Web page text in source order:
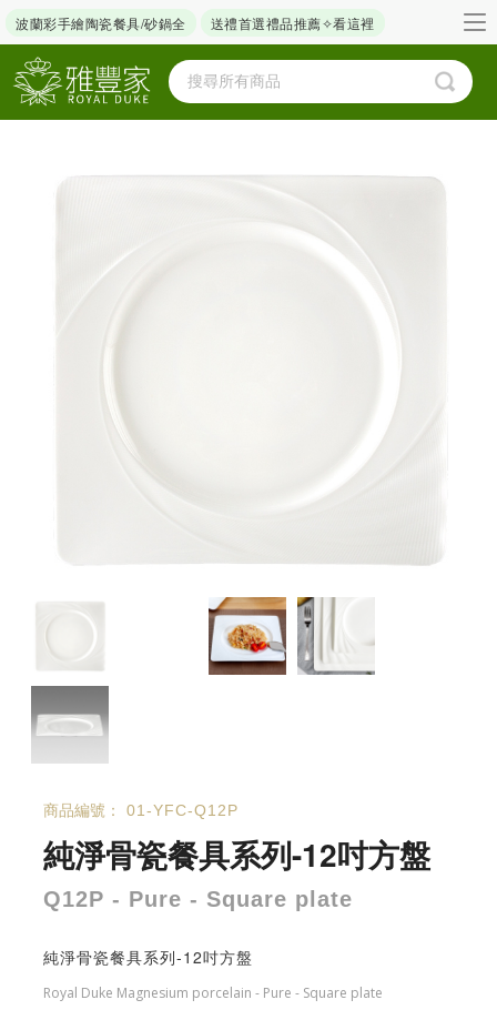
波蘭彩手繪陶瓷餐具/砂鍋全 送禮首選禮品推薦✧看這裡
商品編號： 01-YFC-Q12P
純淨骨瓷餐具系列-12吋方盤
Q12P - Pure - Square plate
純淨骨瓷餐具系列-12吋方盤
Royal Duke Magnesium porcelain - Pure - Square plate